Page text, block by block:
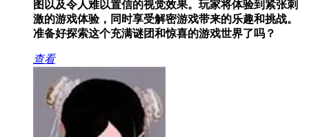
图以及令人难以置信的视觉效果。玩家将体验到紧张刺
激的游戏体验，同时享受解密游戏带来的乐趣和挑战。
准备好探索这个充满谜团和惊喜的游戏世界了吗？
查看